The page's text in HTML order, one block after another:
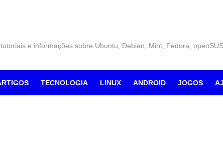
e informações sobre Ubuntu, Debian, Mint, Fedora,
TECNOLOGIA LINUX ANDROID JOGOS